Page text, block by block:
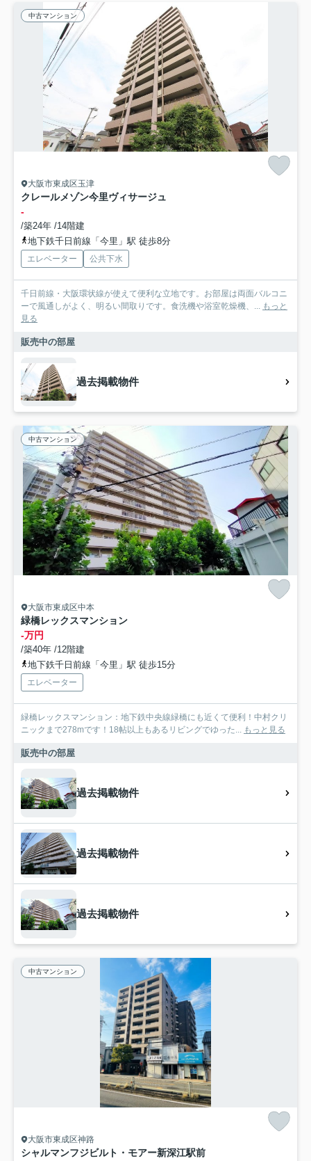
中古マンション
大阪市東成区玉津
クレールメゾン今里ヴィサージュ
-
/築24年 /14階建
地下鉄千日前線「今里」駅 徒歩8分
エレベーター 公共下水
千日前線・大阪環状線が使えて便利な立地です。お部屋は両面バルコニ
ーで風通しがよく、明るい間取りです。食洗機や浴室乾燥機、... もっと
見る
販売中の部屋
過去掲載物件
中古マンション
大阪市東成区中本
緑橋レックスマンション
-万円
/築40年 /12階建
地下鉄千日前線「今里」駅 徒歩15分
エレベーター
緑橋レックスマンション：地下鉄中央線緑橋にも近くて便利！中村クリ
ニックまで278mです！18帖以上もあるリビングでゆった... もっと見る
販売中の部屋
過去掲載物件
過去掲載物件
過去掲載物件
中古マンション
大阪市東成区神路
シャルマンフジビルト・モアー新深江駅前